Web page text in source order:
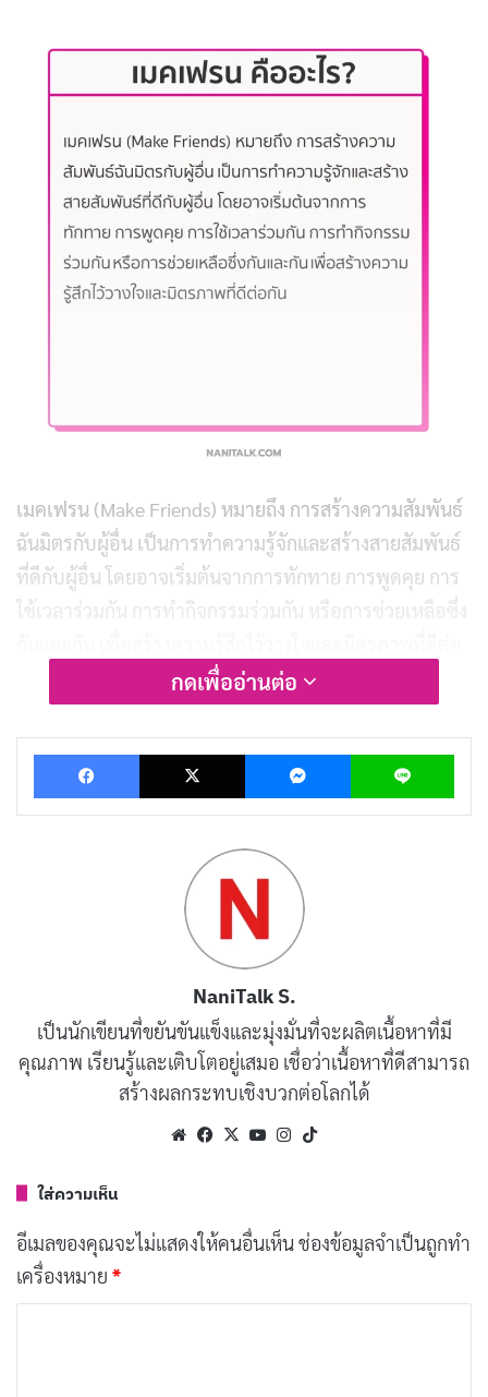
เมคเฟรน (Make Friends) หมายถึง การสร้างความสัมพันธ์
ฉันมิตรกับผู้อื่น เป็นการทำความรู้จักและสร้างสายสัมพันธ์
ที่ดีกับผู้อื่น โดยอาจเริ่มต้นจากการทักทาย การพูดคุย การ
ใช้เวลาร่วมกัน การทำกิจกรรมร่วมกัน หรือการช่วยเหลือซึ่ง
เมคเฟรนมีประโยชน์มากมาย ไม่ว่าจะเป็นการช่วยให้รู้สึกมี
เพื่อน มีคนที่คอยรับฟังและช่วยเหลือ ช่วยลดความเหงา
และโดดเดี่ยว ช่วยให้รู้สึกมีความสุขและสนุกสนานมากขึ้น
ทำไมการมีเพื่อนจึงสำคัญ
มิตรภาพ… ไม่ได้เป็นแค่เรื่องของเด็กๆ เท่านั้น เพราะการมี
เพื่อนที่ดีในวัยผู้ใหญ่ ยิ่งทรงพลังและส่งผลดีต่อชีวิตเรา
อย่างมาก หลายคนอาจเคยได้ยินว่า “ยิ่งแก่ ยิ่งเพื่อนน้อย”
แต่จริงๆ แล้วคุณภาพของมิตรภาพนั้นสำคัญกว่าปริมาณ
หน้าที่การงานและครอบครัวก็ยิ่งมากขึ้น ทำให้เรามี
โอกาสพบปะผู้คนน้อยลง เสี่ยงต่อภาวะความเหงาและ
โดดเดี่ยว ซึ่งส่งผลต่อสุขภาพกายและใจ การมีเพื่อนที่
ดี คอยพูดคุย ปรึกษา ช่วยให้เรารู้สึกมีคุณค่าและไม่
กดเพื่ออ่านต่อ
Facebook X Messenger Line
NaniTalk S.
เป็นนักเขียนที่ขยันขันแข็งและมุ่งมั่นที่จะผลิตเนื้อหาที่มี
คุณภาพ เรียนรู้และเติบโตอยู่เสมอ เชื่อว่าเนื้อหาที่ดีสามารถ
สร้างผลกระทบเชิงบวกต่อโลกได้
WebsiteFacebook
X YouTubeInstagram
ใส่ความเห็น
อีเมลของคุณจะไม่แสดงให้คนอื่นเห็น ช่องข้อมูลจำเป็นถูกทำ
เครื่องหมาย *